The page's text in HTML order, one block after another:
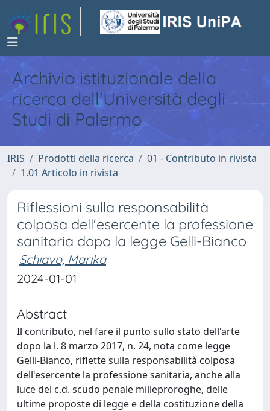
Archivio istituzionale della
ricerca dell'Università degli
Studi di Palermo
IRIS Prodotti della ricerca
01 - Contributo in rivista
1.01 Articolo in rivista
Riflessioni sulla responsabilità
colposa dell'esercente la professione
sanitaria dopo la legge Gelli-Bianco
Schiavo, Marika
2024-01-01
Abstract
Il contributo, nel fare il punto sullo stato dell'arte
dopo la l. 8 marzo 2017, n. 24, nota come legge
Gelli-Bianco, riflette sulla responsabilità colposa
dell'esercente la professione sanitaria, anche alla
luce del c.d. scudo penale milleproroghe, delle
ultime proposte di legge e della costituzione della